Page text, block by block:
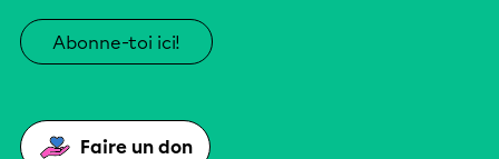
Abonne-toi ici!
Faire un don